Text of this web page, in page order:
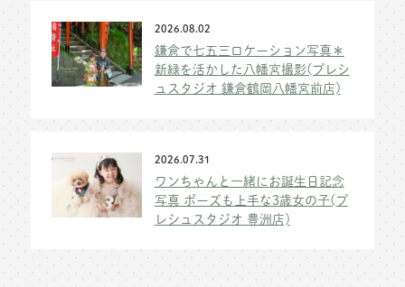
2026.08.02
鎌倉で七五三ロケーション写真＊
新緑を活かした八幡宮撮影(プレシ
ュスタジオ 鎌倉鶴岡八幡宮前店)
2026.07.31
ワンちゃんと一緒にお誕生日記念
写真 ポーズも上手な3歳女の子(プ
レシュスタジオ 豊洲店)